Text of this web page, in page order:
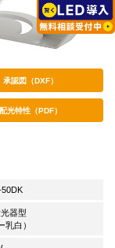
承認図（DXF）
配光特性（PDF）
器型
乳白）